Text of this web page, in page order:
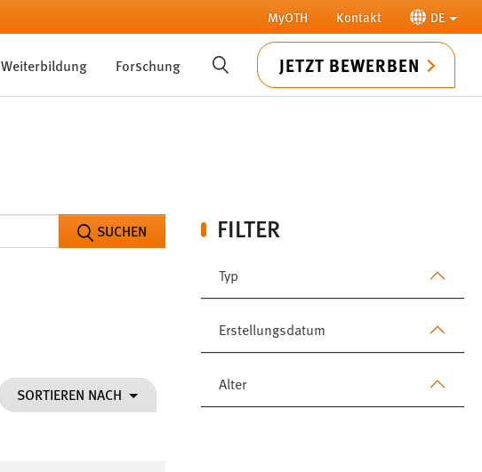
MyOTH Kontakt DE
Weiterbildung Forschung SUCHE JETZT BEWERBEN
FILTER
Typ
Erstellungsdatum
Alter
SUCHEN
SORTIEREN NACH